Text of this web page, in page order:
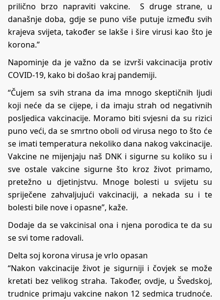
prilično brzo napraviti vakcine. S druge strane, u
današnje doba, gdje se puno više putuje između svih
krajeva svijeta, također se lakše i šire virusi kao što je
korona.”
Napominje da je važno da se izvrši vakcinacija protiv
COVID-19, kako bi došao kraj pandemiji.
“Čujem sa svih strana da ima mnogo skeptičnih ljudi
koji neće da se cijepe, i da imaju strah od negativnih
posljedica vakcinacije. Moramo biti svjesni da su rizici
puno veći, da se smrtno oboli od virusa nego to što će
se imati temperatura nekoliko dana nakog vakcinacije.
Vakcine ne mijenjaju naš DNK i sigurne su koliko su i
sve ostale vakcine sigurne što kroz život primamo,
pretežno u djetinjstvu. Mnoge bolesti u svijetu su
spriječene zahvaljujući vakcinaciji, a nekada su i te
bolesti bile nove i opasne”, kaže.
Dodaje da se vakcinisal ona i njena porodica te da su
se svi tome radovali.
Delta soj korona virusa je vrlo opasan
“Nakon vakcinacije život je sigurniji i čovjek se može
kretati bez velikog straha. Također, ovdje, u Švedskoj,
trudnice primaju vakcine nakon 12 sedmica trudnoće.